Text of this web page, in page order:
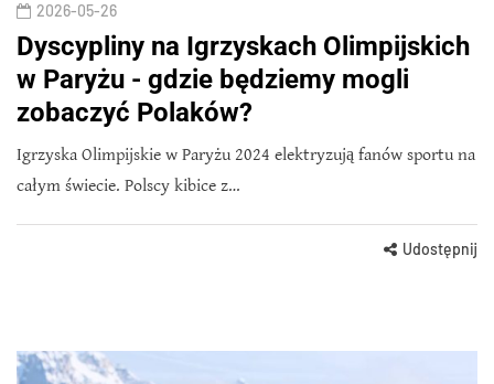
2026-05-26
Dyscypliny na Igrzyskach Olimpijskich
w Paryżu - gdzie będziemy mogli
zobaczyć Polaków?
Igrzyska Olimpijskie w Paryżu 2024 elektryzują fanów sportu na
całym świecie. Polscy kibice z…
Udostępnij